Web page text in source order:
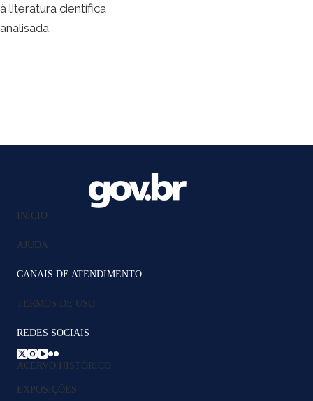
à literatura científica
analisada.
INÍCIO
AJUDA
CANAIS DE ATENDIMENTO
TERMOS DE USO
REDES SOCIAIS
ACERVO HISTÓRICO
EXPOSIÇÕES